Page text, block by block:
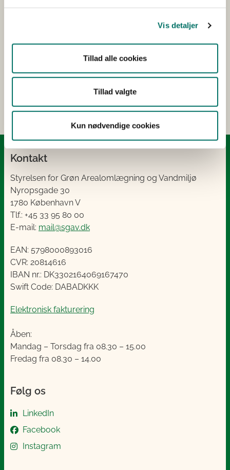
Vis detaljer
Tillad alle cookies
Tillad valgte
Kun nødvendige cookies
os på tlf. 33 95 80 00 eller e-mail:mail@sgav.dk
Kontakt
Styrelsen for Grøn Arealomlægning og Vandmiljø
Nyropsgade 30
1780 København V
Tlf.: +45 33 95 80 00
E-mail: mail@sgav.dk
EAN: 5798000893016
CVR: 20814616
IBAN nr.: DK3302164069167470
Swift Code: DABADKKK
Elektronisk fakturering
Åben:
Mandag – Torsdag fra 08.30 – 15.00
Fredag fra 08.30 – 14.00
Følg os
LinkedIn
Facebook
Instagram